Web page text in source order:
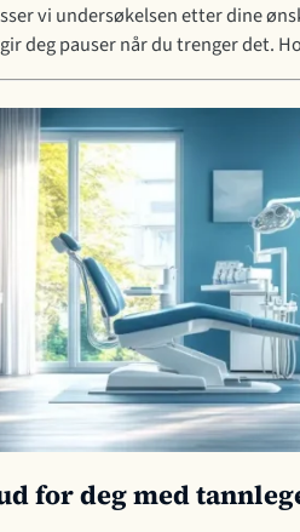
vi undersøkelsen etter dine
deg pauser når du trenger det.
for deg med